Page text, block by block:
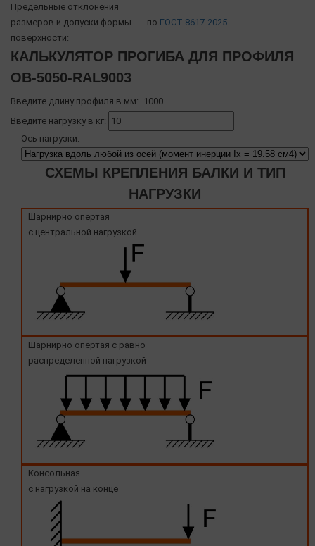
Предельные отклонения
размеров и допуски формы
поверхности:
по ГОСТ 8617-2025
КАЛЬКУЛЯТОР ПРОГИБА ДЛЯ ПРОФИЛЯ
OB-5050-RAL9003
Введите длину профиля в мм:
Введите нагрузку в кг:
Ось нагрузки:
СХЕМЫ КРЕПЛЕНИЯ БАЛКИ И ТИП
НАГРУЗКИ
Шарнирно опертая
с центральной нагрузкой
Шарнирно опертая с равно
распределенной нагрузкой
Консольная
с нагрузкой на конце